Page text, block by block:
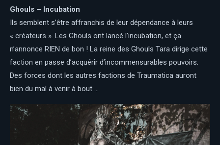
Ghouls – Incubation
Ils semblent s’être affranchis de leur dépendance à leurs
« créateurs ». Les Ghouls ont lancé l’incubation, et ça
n’annonce RIEN de bon ! La reine des Ghouls Tara dirige cette
faction en passe d’acquérir d’incommensurables pouvoirs.
Des forces dont les autres factions de Traumatica auront
bien du mal à venir à bout …